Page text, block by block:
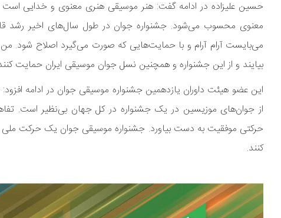
حسین علیزاده در ادامه گفت: هنر موسیقی هنری معنوی و خدایی
معنوی محسوب می‌شود. جشنواره جوان در طول سال‌های اخیر رشد
می‌بایست آرام آرام و با حمایت‌هایی که صورت می‌گیرد اصلاح شود.
بیایند و از این جشنواره و همچنین نسل جوان موسیقی ایران حمایت
این عضو هیئت داوران یازدهمین جشنواره موسیقی جوان در ادامه
از جوان‌های موزیسین در یک جشنواره در کل جهان بی‌نظیر است.
حرکتی موفقیت به دست بیاورد. جشنواره موسیقی جوان یک حرکت
کنند.